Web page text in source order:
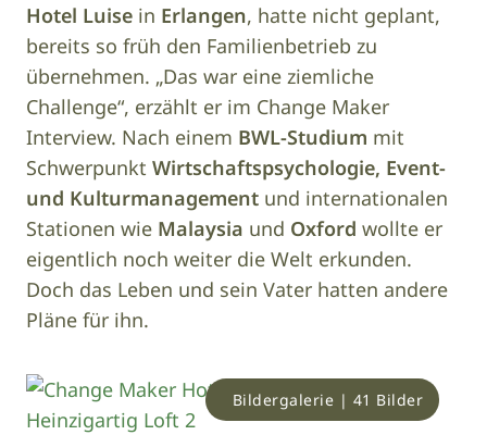
Hotel Luise in Erlangen, hatte nicht geplant,
bereits so früh den Familienbetrieb zu
übernehmen. „Das war eine ziemliche
Challenge“, erzählt er im Change Maker
Interview. Nach einem BWL-Studium mit
Schwerpunkt Wirtschaftspsychologie, Event-
und Kulturmanagement und internationalen
Stationen wie Malaysia und Oxford wollte er
eigentlich noch weiter die Welt erkunden.
Doch das Leben und sein Vater hatten andere
Pläne für ihn.
Bildergalerie | 41 Bilder